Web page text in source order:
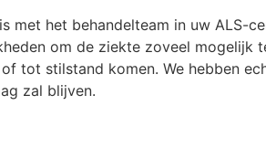
het behandelteam in uw ALS-
om de ziekte zoveel mogelijk
tot stilstand komen. We hebben
zal blijven.